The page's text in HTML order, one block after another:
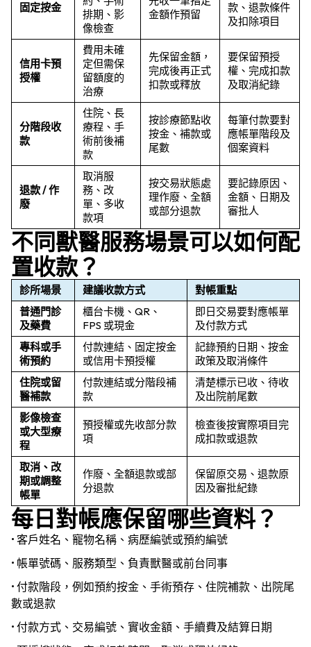
固定按金
排期、影
像檢查
金額作預留
款、退款條件
及扣除項目
信用卡預
授權
費用未確
定但需保
留額度的
治療
先保留金額，
完成後再正式
扣款或釋放
要保留預授
權、完成扣款
及取消紀錄
分階段收
款
住院、長
療程、手
術前後補
款
按診療節點收
按金、補款或
尾數
每筆付款要對
應帳單階段及
個案資料
退款 / 作
廢
取消服
務、改
單、多收
款項
按交易狀態處
理作廢、全額
或部分退款
要記錄原因、
金額、日期及
審批人
不同獸醫服務場景可以如何配
置收款？
診所場景 建議收款方式
對帳重點
普通門診
及藥費
櫃台卡機、QR、
FPS 或現金
即日交易要對應帳單
及付款方式
專科或手
術預約
付款連結、固定按金
或信用卡預授權
記錄預約日期、按金
政策及取消條件
住院或留
醫補款
付款連結或分階段補
款
清楚標示已收、待收
及出院前尾數
影像檢查
或大型療
程
預授權或先收部分款
項
檢查後按實際項目完
成扣款或退款
取消、改
期或調整
帳單
作廢、全額退款或部
分退款
保留原交易、退款原
因及審批紀錄
每日對帳應保留哪些資料？
• 客戶姓名、寵物名稱、病歷編號或預約編號
• 帳單號碼、服務類型、負責獸醫或前台同事
• 付款階段，例如預約按金、手術預存、住院補款、出院尾
數或退款
• 付款方式、交易編號、實收金額、手續費及結算日期